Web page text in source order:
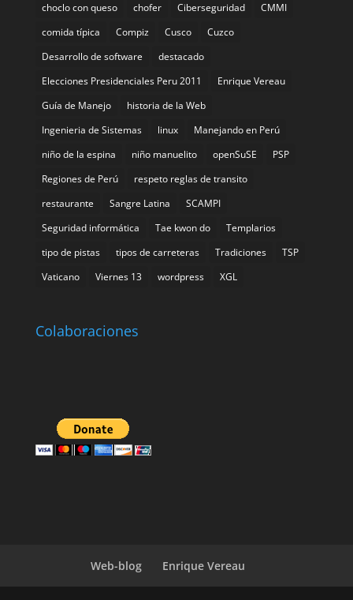
choclo con queso
chofer Ciberseguridad
CMMI
comida tí­pica
Compiz Cusco
Cuzco
Desarrollo de software
destacado
Elecciones Presidenciales Peru 2011
Enrique Vereau
Guía de Manejo
historia de la Web
Ingenieria de Sistemas
linux
Manejando en Perú
niño de la espina
niño manuelito openSuSE
PSP
Regiones de Perú
respeto reglas de transito
restaurante
Sangre Latina
SCAMPI
Seguridad informática
Tae kwon do
Templarios
tipo de pistas
tipos de carreteras Tradiciones
TSP
Vaticano
Viernes 13 wordpress XGL
Colaboraciones
Web-blog Enrique Vereau